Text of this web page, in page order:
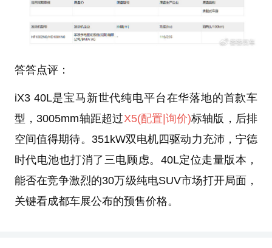
答答点评：
iX3 40L是宝马新世代纯电平台在华落地的首款车
型，3005mm轴距超过X5(配置|询价)标轴版，后排
空间值得期待。351kW双电机四驱动力充沛，宁德
时代电池也打消了三电顾虑。40L定位走量版本，
能否在竞争激烈的30万级纯电SUV市场打开局面，
关键看成都车展公布的预售价格。